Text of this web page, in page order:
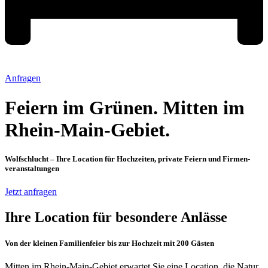
Anfragen
Feiern im Grünen. Mitten im
Rhein-Main-Gebiet.
Wolfschlucht – Ihre Location für Hochzeiten, private Feiern und Firmen­
veranstaltungen
Jetzt anfragen
Ihre Location für besondere Anlässe
Von der kleinen Familienfeier bis zur Hochzeit mit 200 Gästen